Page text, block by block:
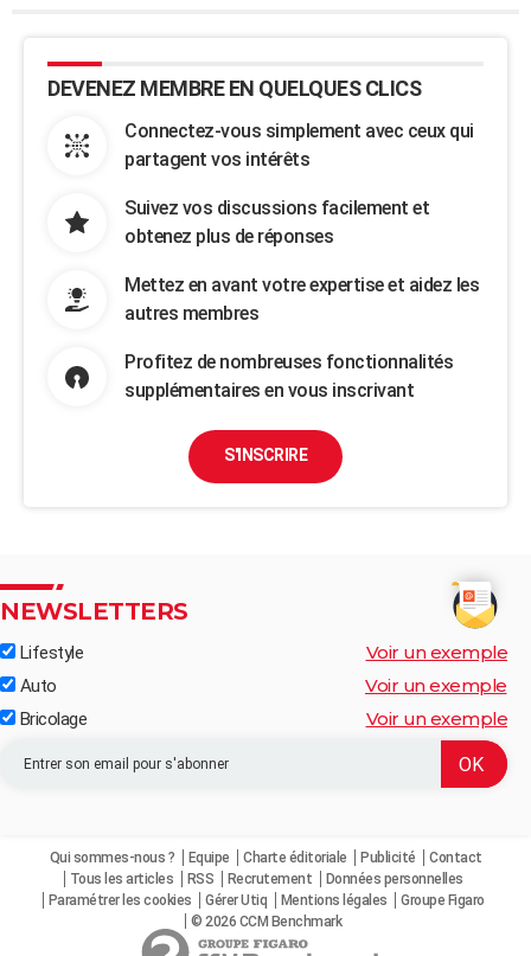
DEVENEZ MEMBRE EN QUELQUES CLICS
Connectez-vous simplement avec ceux qui
partagent vos intérêts
Suivez vos discussions facilement et
obtenez plus de réponses
Mettez en avant votre expertise et aidez les
autres membres
Profitez de nombreuses fonctionnalités
supplémentaires en vous inscrivant
S'INSCRIRE
NEWSLETTERS
Lifestyle Voir un exemple
Auto Voir un exemple
Bricolage Voir un exemple
Qui sommes-nous ? Equipe Charte éditoriale Publicité
Contact
Tous les articles
RSS Recrutement
Données personnelles
Paramétrer les cookies
Gérer Utiq Mentions légales
Groupe Figaro
© 2026 CCM Benchmark